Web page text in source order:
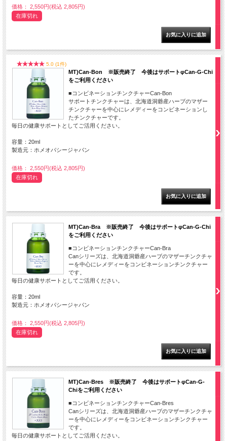
価格： 2,550円(税込 2,805円)
在庫切れ
5.0 (1件)
MT)Can-Bon ※販売終了 今後はサポートφCan-G-Chi
をご利用ください
■コンビネーションチンクチャーCan-Bon
サポートチンクチャーは、北海道洞爺産ハーブのマザー
チンクチャーを中心にレメディーをコンビネーションし
たチンクチャーです。
毎日の健康サポートとしてご活用ください。
容量：20ml
製造元：ホメオパシージャパン
価格： 2,550円(税込 2,805円)
在庫切れ
MT)Can-Bra ※販売終了 今後はサポートφCan-G-Chi
をご利用ください
■コンビネーションチンクチャーCan-Bra
Canシリーズは、北海道洞爺産ハーブのマザーチンクチャ
ーを中心にレメディーをコンビネーションチンクチャー
です。
毎日の健康サポートとしてご活用ください。
容量：20ml
製造元：ホメオパシージャパン
価格： 2,550円(税込 2,805円)
在庫切れ
MT)Can-Bres ※販売終了 今後はサポートφCan-G-
Chiをご利用ください
■コンビネーションチンクチャーCan-Bres
Canシリーズは、北海道洞爺産ハーブのマザーチンクチャ
ーを中心にレメディーをコンビネーションチンクチャー
です。
毎日の健康サポートとしてご活用ください。